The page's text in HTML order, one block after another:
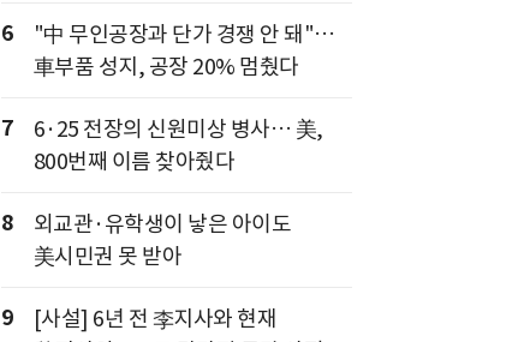
6
"中 무인공장과 단가 경쟁 안 돼"…
車부품 성지, 공장 20% 멈췄다
7
6·25 전장의 신원미상 병사… 美,
800번째 이름 찾아줬다
8
외교관·유학생이 낳은 아이도
美시민권 못 받아
9
[사설] 6년 전 李지사와 현재